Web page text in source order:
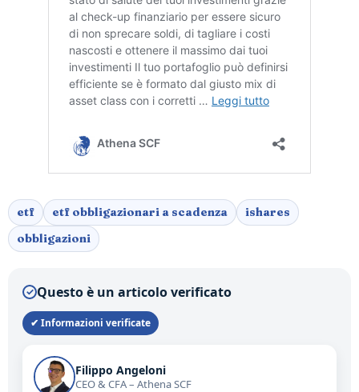
etf etf obbligazionari a scadenza
ishares
obbligazioni
✓ Questo è un articolo verificato
✔ Informazioni verificate
Filippo Angeloni
CEO & CFA – Athena SCF